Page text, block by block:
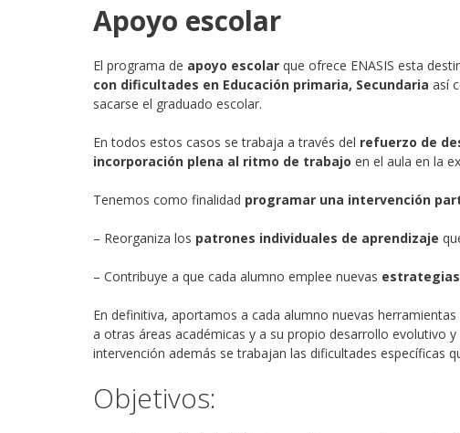
Apoyo escolar
El programa de apoyo escolar que ofrece ENASIS esta
con dificultades en Educación primaria, Secundaria así
sacarse el graduado escolar.
En todos estos casos se trabaja a través del refuerzo de
incorporación plena al ritmo de trabajo en el aula en la
Tenemos como finalidad programar una intervención
– Reorganiza los patrones individuales de aprendizaje
– Contribuye a que cada alumno emplee nuevas estrategias
En definitiva, aportamos a cada alumno nuevas
a otras áreas académicas y a su propio desarrollo evolutivo
intervención además se trabajan las dificultades específicas
Objetivos: